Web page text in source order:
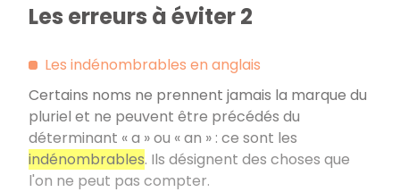
Les erreurs à éviter 2
Les indénombrables en anglais
Certains noms ne prennent jamais la marque du
pluriel et ne peuvent être précédés du
déterminant « a » ou « an » : ce sont les
indénombrables. Ils désignent des choses que
l'on ne peut pas compter.